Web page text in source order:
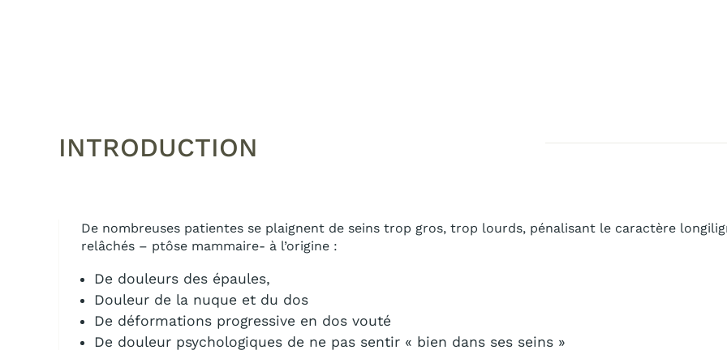
INTRODUCTION
De nombreuses patientes se plaignent de seins trop gros, trop lourds, pénalisant le caractère
relâchés – ptôse mammaire- à l’origine :
De douleurs des épaules,
Douleur de la nuque et du dos
De déformations progressive en dos vouté
De douleur psychologiques de ne pas sentir « bien dans ses seins »